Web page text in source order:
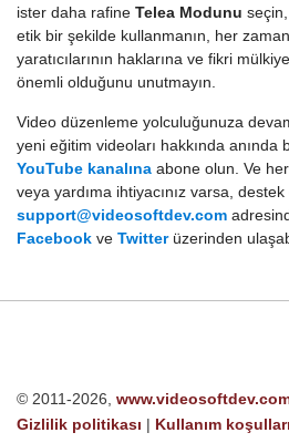
ister daha rafine Telea Modunu
etik bir şekilde kullanmanın, her
yaratıcılarının haklarına ve fikri
önemli olduğunu unutmayın.
Video düzenleme yolculuğunuza
yeni eğitim videoları hakkında anında
YouTube kanalına abone olun. Ve
veya yardıma ihtiyacınız varsa,
support@videosoftdev.com
Facebook ve Twitterüzerinden
© 2011-2026,
Gizlilik politikası | Kullanım koşulları